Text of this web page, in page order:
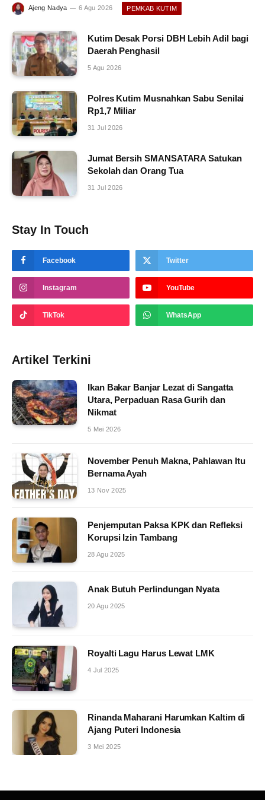
Ajeng Nadya 6 Agu 2026 PEMKAB KUTIM
Kutim Desak Porsi DBH Lebih Adil bagi
Daerah Penghasil
5 Agu 2026
Polres Kutim Musnahkan Sabu Senilai
Rp1,7 Miliar
31 Jul 2026
Jumat Bersih SMANSATARA Satukan
Sekolah dan Orang Tua
31 Jul 2026
Stay In Touch
Facebook Twitter
Instagram YouTube
TikTok WhatsApp
Artikel Terkini
Ikan Bakar Banjar Lezat di Sangatta
Utara, Perpaduan Rasa Gurih dan
Nikmat
5 Mei 2026
November Penuh Makna, Pahlawan Itu
Bernama Ayah
13 Nov 2025
Penjemputan Paksa KPK dan Refleksi
Korupsi Izin Tambang
28 Agu 2025
Anak Butuh Perlindungan Nyata
20 Agu 2025
Royalti Lagu Harus Lewat LMK
4 Jul 2025
Rinanda Maharani Harumkan Kaltim di
Ajang Puteri Indonesia
3 Mei 2025